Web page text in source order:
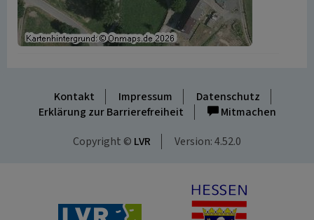
Kontakt Impressum
Datenschutz
Erklärung zur Barrierefreiheit
Mitmachen
Copyright © LVR Version: 4.52.0